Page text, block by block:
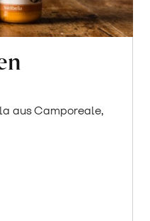
aus Camporeale,